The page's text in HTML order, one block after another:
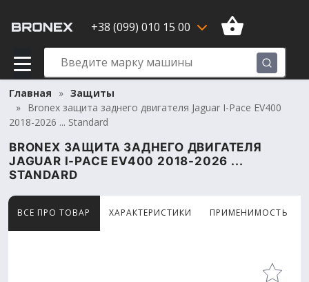
+38 (099) 010 15 00
Главная
Защиты
Bronex защита заднего двигателя Jaguar I-Pace EV400
2018-2026 ... Standard
BRONEX ЗАЩИТА ЗАДНЕГО ДВИГАТЕЛЯ
JAGUAR I-PACE EV400 2018-2026 ...
STANDARD
ВСЕ ПРО ТОВАР ХАРАКТЕРИСТИКИ ПРИМЕНИМОСТЬ
Товар просматривают сейчас 15 человек